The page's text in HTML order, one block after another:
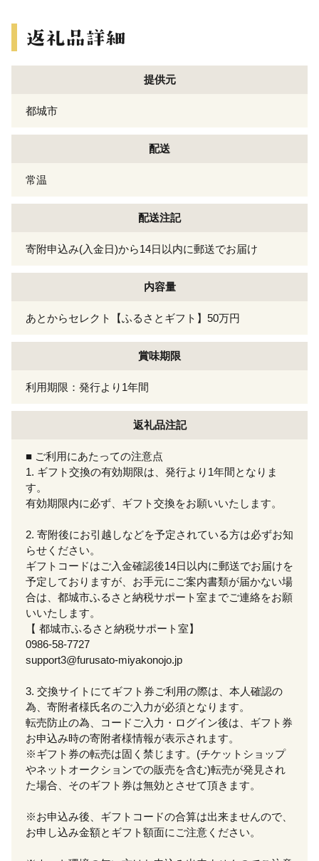
提供元
都城市
配送
常温
配送注記
寄附申込み(入金日)から14日以内に郵送でお届け
内容量
あとからセレクト【ふるさとギフト】50万円
賞味期限
利用期限：発行より1年間
返礼品注記
■ ご利用にあたっての注意点
1. ギフト交換の有効期限は、発行より1年間となりま
す。
有効期限内に必ず、ギフト交換をお願いいたします。
2. 寄附後にお引越しなどを予定されている方は必ずお知
らせください。
ギフトコードはご入金確認後14日以内に郵送でお届けを
予定しておりますが、お手元にご案内書類が届かない場
合は、都城市ふるさと納税サポート室までご連絡をお願
いいたします。
【 都城市ふるさと納税サポート室】
0986-58-7727
support3@furusato-miyakonojo.jp
3. 交換サイトにてギフト券ご利用の際は、本人確認の
為、寄附者様氏名のご入力が必須となります。
転売防止の為、コードご入力・ログイン後は、ギフト券
お申込み時の寄附者様情報が表示されます。
※ギフト券の転売は固く禁じます。(チケットショップ
やネットオークションでの販売を含む)転売が発見され
た場合、そのギフト券は無効とさせて頂きます。
※お申込み後、ギフトコードの合算は出来ませんので、
お申し込み金額とギフト額面にご注意ください。